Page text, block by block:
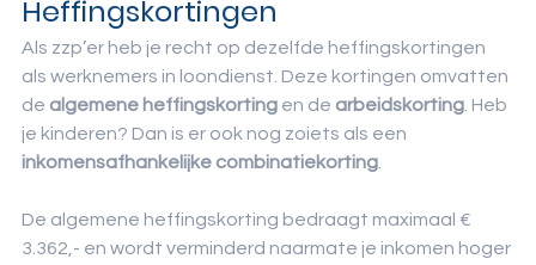
Heffingskortingen
Als zzp’er heb je recht op dezelfde heffingskortingen
als werknemers in loondienst. Deze kortingen omvatten
de algemene heffingskorting en de arbeidskorting. Heb
je kinderen? Dan is er ook nog zoiets als een
inkomensafhankelijke combinatiekorting.
De algemene heffingskorting bedraagt maximaal €
3.362,- en wordt verminderd naarmate je inkomen hoger